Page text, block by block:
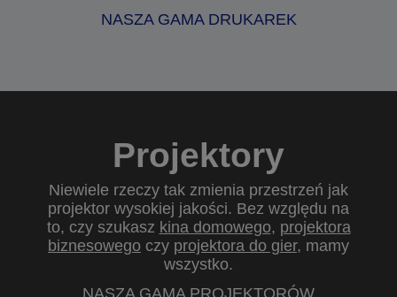
NASZA GAMA DRUKAREK
Projektory
Niewiele rzeczy tak zmienia przestrzeń jak
projektor wysokiej jakości. Bez względu na
to, czy szukasz kina domowego, projektora
biznesowego czy projektora do gier, mamy
wszystko.
NASZA GAMA PROJEKTORÓW